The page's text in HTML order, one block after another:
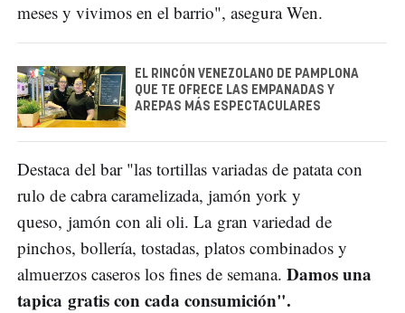
meses y vivimos en el barrio", asegura Wen.
EL RINCÓN VENEZOLANO DE PAMPLONA
QUE TE OFRECE LAS EMPANADAS Y
AREPAS MÁS ESPECTACULARES
Destaca del bar "las tortillas variadas de patata con
rulo de cabra caramelizada, jamón york y
queso, jamón con ali oli. La gran variedad de
pinchos, bollería, tostadas, platos combinados y
almuerzos caseros los fines de semana. Damos una
tapica gratis con cada consumición".